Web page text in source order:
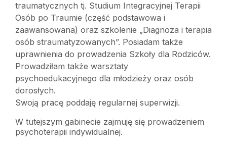
traumatycznych tj. Studium Integracyjnej Terapii
Osób po Traumie (część podstawowa i
zaawansowana) oraz szkolenie „Diagnoza i terapia
osób straumatyzowanych”. Posiadam także
uprawnienia do prowadzenia Szkoły dla Rodziców.
Prowadziłam także warsztaty
psychoedukacyjnego dla młodzieży oraz osób
dorosłych.
Swoją pracę poddaję regularnej superwizji.
W tutejszym gabinecie zajmuję się prowadzeniem
psychoterapii indywidualnej.